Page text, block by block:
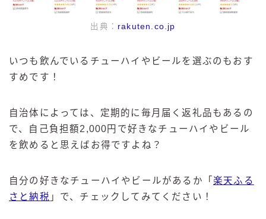
出典： rakuten.co.jp
いつも飲んでいるチューハイやビールを選ぶのもおす
すめです！
自治体によっては、定期的に毎月届く返礼品もあるの
で、自己負担額2,000円で好きなチューハイやビール
を飲めると思えばお得ですよね？
自分の好きなチューハイやビールがあるか「 楽天ふる
さと納税 」で、チェックしてみてください！